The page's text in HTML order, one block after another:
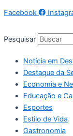
Facebook
Pesquisar
Notícia em
Destaque da
Economia e
Educação e
Esportes
Estilo de Vida
Gastronomia